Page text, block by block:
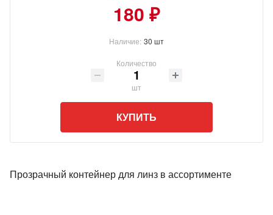
180 ₽
Наличие: 30 шт
Количество
шт
КУПИТЬ
Прозрачный контейнер для линз в ассортименте